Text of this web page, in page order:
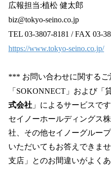
広報担当:植松 健太郎
biz@tokyo-seino.co.jp
TEL 03-3807-8181 / FAX 03-
https://www.tokyo-seino.co.jp/
*** お問い合わせに関する
「SOKONNECT」および「
式会社 」によるサービスです
セイノーホールディングス
社、その他セイノーグルー
いただいてもお答えできま
支店」とのお間違いがよく